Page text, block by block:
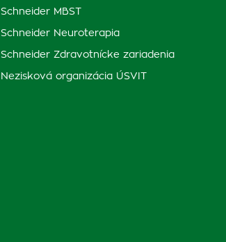
Schneider MBST
Schneider Neuroterapia
Schneider Zdravotnícke zariadenia
Nezisková organizácia ÚSVIT